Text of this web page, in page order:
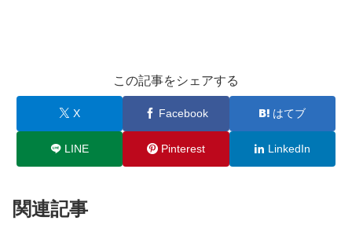
この記事をシェアする
X Facebook はてブ
LINE Pinterest LinkedIn
関連記事